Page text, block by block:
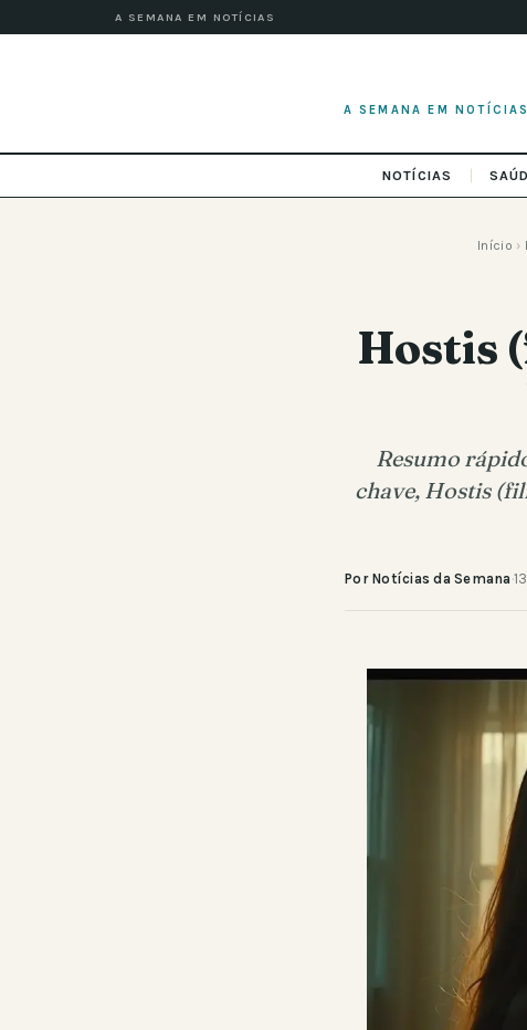
A SEMANA EM NOTÍCIAS
A SEMANA EM NOTÍCIAS
NOTÍCIAS
Início ›
Hostis
Resumo
chave, Hostis
Por Notícias da Semana ·